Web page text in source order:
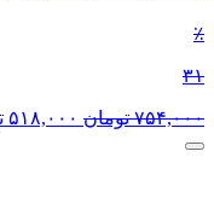
٪
۳۱
۷۵۴,۰۰۰ تومان ۵۱۸,۰۰۰